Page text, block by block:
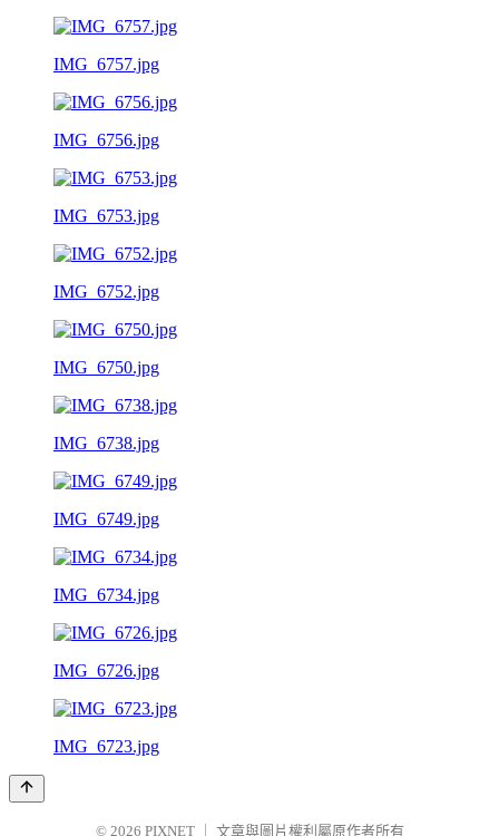
IMG_6757.jpg
IMG_6756.jpg
IMG_6753.jpg
IMG_6752.jpg
IMG_6750.jpg
IMG_6738.jpg
IMG_6749.jpg
IMG_6734.jpg
IMG_6726.jpg
IMG_6723.jpg
© 2026 PIXNET 文章與圖片權利屬原作者所有